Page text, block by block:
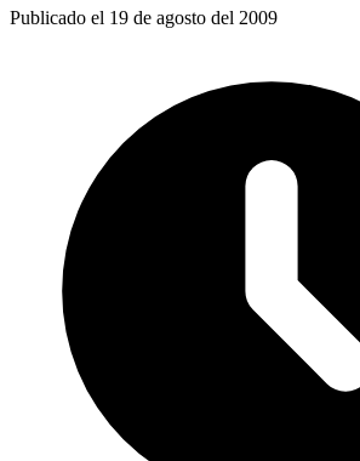
Publicado el 19 de agosto del 2009